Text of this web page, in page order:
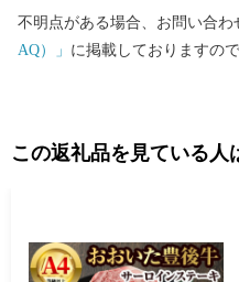
不明点がある場合、お問い合わ
AQ）」 に掲載しておりますの
この返礼品を見ている人